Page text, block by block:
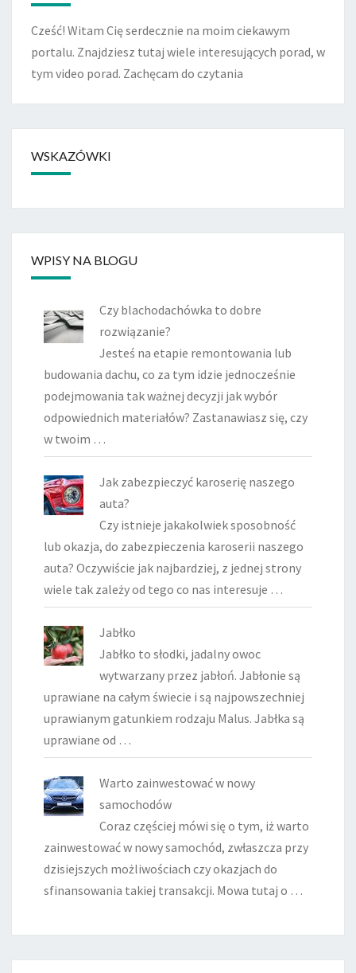
Cześć! Witam Cię serdecznie na moim ciekawym
portalu. Znajdziesz tutaj wiele interesujących porad, w
tym video porad. Zachęcam do czytania
WSKAZÓWKI
WPISY NA BLOGU
Czy blachodachówka to dobre
rozwiązanie?
Jesteś na etapie remontowania lub
budowania dachu, co za tym idzie jednocześnie
podejmowania tak ważnej decyzji jak wybór
odpowiednich materiałów? Zastanawiasz się, czy
w twoim …
Jak zabezpieczyć karoserię naszego
auta?
Czy istnieje jakakolwiek sposobność
lub okazja, do zabezpieczenia karoserii naszego
auta? Oczywiście jak najbardziej, z jednej strony
wiele tak zależy od tego co nas interesuje …
Jabłko
Jabłko to słodki, jadalny owoc
wytwarzany przez jabłoń. Jabłonie są
uprawiane na całym świecie i są najpowszechniej
uprawianym gatunkiem rodzaju Malus. Jabłka są
uprawiane od …
Warto zainwestować w nowy
samochodów
Coraz częściej mówi się o tym, iż warto
zainwestować w nowy samochód, zwłaszcza przy
dzisiejszych możliwościach czy okazjach do
sfinansowania takiej transakcji. Mowa tutaj o …